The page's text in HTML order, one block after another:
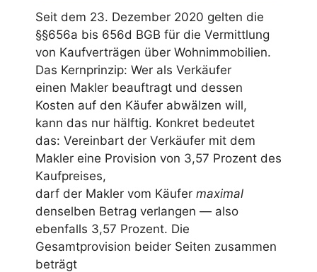
Seit dem 23. Dezember 2020 gelten die
§§656a bis 656d BGB für die Vermittlung
von Kaufverträgen über Wohnimmobilien.
Das Kernprinzip: Wer als Verkäufer
einen Makler beauftragt und dessen
Kosten auf den Käufer abwälzen will,
kann das nur hälftig. Konkret bedeutet
das: Vereinbart der Verkäufer mit dem
Makler eine Provision von 3,57 Prozent des
Kaufpreises,
darf der Makler vom Käufer maximal
denselben Betrag verlangen — also
ebenfalls 3,57 Prozent. Die
Gesamtprovision beider Seiten zusammen
beträgt